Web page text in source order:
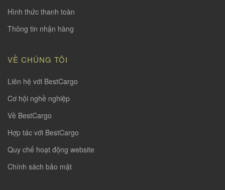
Hình thức thanh toàn
Thông tin nhận hàng
VỀ CHÚNG TÔI
Liên hệ với BestCargo
Cơ hội nghề nghiệp
Về BestCargo
Hợp tác với BestCargo
Quy chế hoạt động website
Chính sách bảo mật